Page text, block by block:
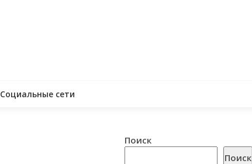
Социальные сети
Поиск
Поиск